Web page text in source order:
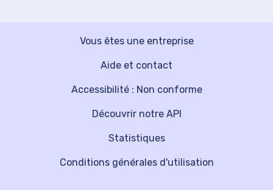
Vous êtes une entreprise
Découvrir notre API
Aide et contact
Statistiques
Accessibilité : Non conforme
Conditions générales d'utilisation